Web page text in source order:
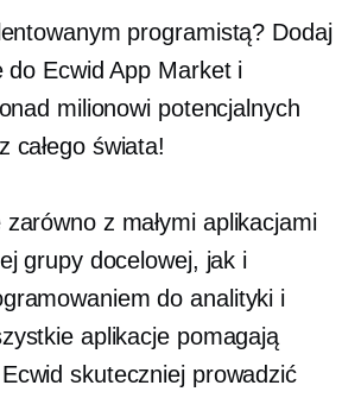
programistą? Dodaj
do Ecwid App Market i
milionowi potencjalnych
całego świata!
z małymi aplikacjami
grupy docelowej, jak i
do analityki i
aplikacje pomagają
skuteczniej prowadzić